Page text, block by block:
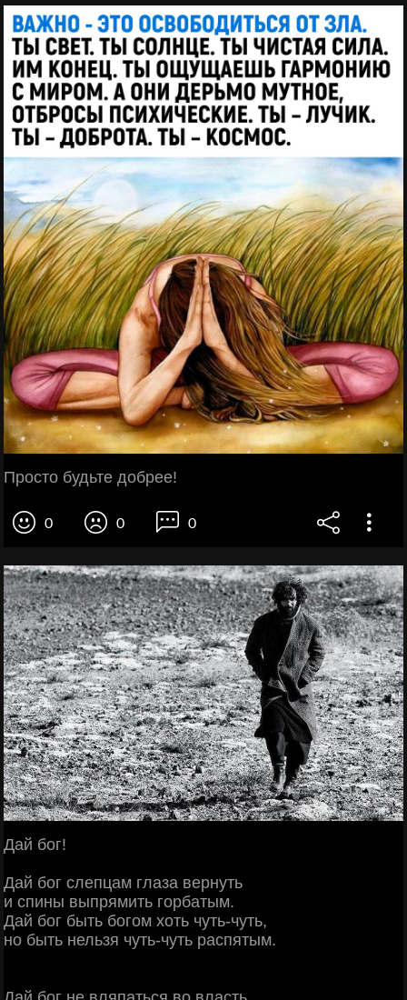
Просто будьте добрее!
0 0 0
Дай бог!
Дай бог слепцам глаза вернуть
и спины выпрямить горбатым.
Дай бог быть богом хоть чуть-чуть,
но быть нельзя чуть-чуть распятым.